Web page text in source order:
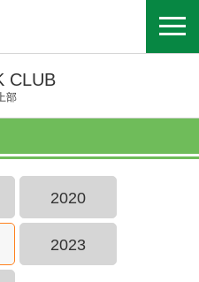
CLUB
部
2020
2023